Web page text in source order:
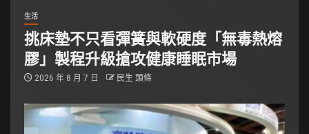
生活
挑床墊不只看彈簧與軟硬度「無毒熱熔
膠」製程升級搶攻健康睡眠市場
2026 年 8 月 7 日 民生 頭條